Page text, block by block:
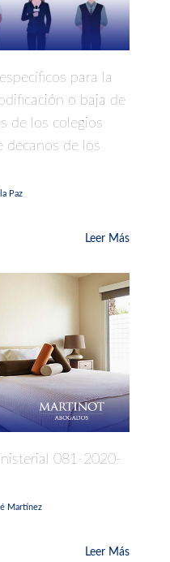
para la
o baja de
de los colegios
decanos de los
Paz
Leer Más
081-2020-
Martínez
Leer Más